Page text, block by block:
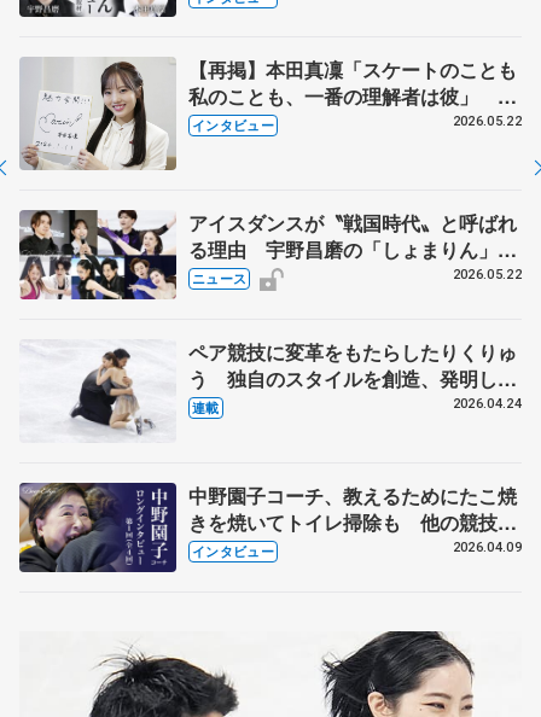
【再掲】本田真凜「スケートのことも
私のことも、一番の理解者は彼」 引
退時の単独インタビューで語った競技
インタビュー 2026.05.22
アイスダンスが〝戦国時代〟と呼ばれ
る理由 宇野昌磨の「しょまりん」ら
実力者が相次いで参戦 国内の競争激
ニュース 2026.05.22
ペア競技に変革をもたらしたりくりゅ
う 独自のスタイルを創造、発明した
【引退発表後②】
連載 2026.04.24
中野園子コーチ、教えるためにたこ焼
きを焼いてトイレ掃除も 他の競技に
も通用するという坂本花織の筋肉
インタビュー 2026.04.09